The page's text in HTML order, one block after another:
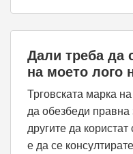
Дали треба да
на моето лого
Трговската марка
да обезбеди правна
другите да
е да се